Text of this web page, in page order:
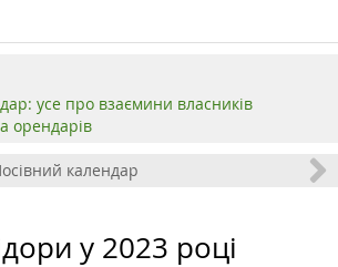
усе про взаємини власників
орендарів
календар
у 2023 році